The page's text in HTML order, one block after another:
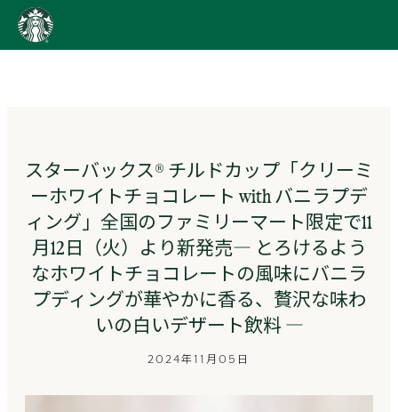
content
Go
クスターバックス® チルドカップ「クリーミ
ーホワイトチョコレート with バニラプデ
ィング」全国のファミリーマート限定で11
月12日（火）より新発売― とろけるよう
なホワイトチョコレートの風味にバニラ
プディングが華やかに香る、贅沢な味わ
いの白いデザート飲料 ―
2024年11月05日